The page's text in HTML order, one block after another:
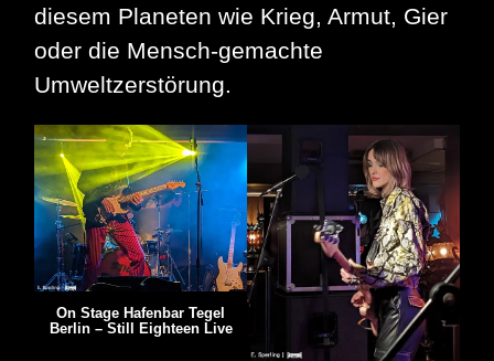
diesem Planeten wie Krieg, Armut, Gier
oder die Mensch-gemachte
Umweltzerstörung.
On Stage Hafenbar Tegel
Berlin – Still Eighteen Live